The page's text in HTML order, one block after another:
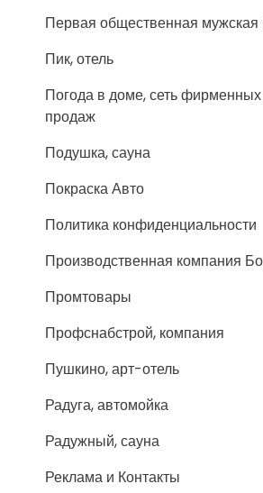
Первая общественная мужская
Пик, отель
Погода в доме, сеть
продаж
Подушка, сауна
Покраска Авто
Политика конфиденциальности
Производственная компания
Промтовары
Профснабстрой, компания
Пушкино, арт-отель
Радуга, автомойка
Радужный, сауна
Реклама и Контакты